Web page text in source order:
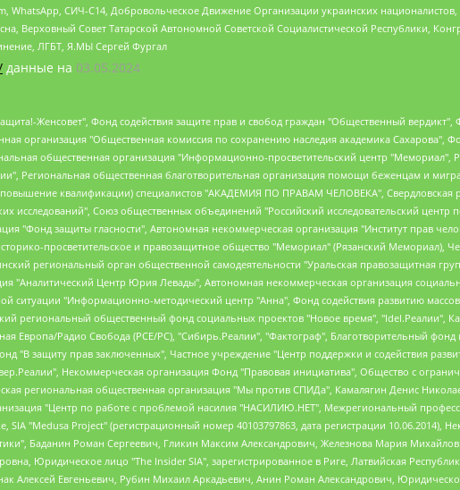
WhatsApp, СИЧ-С14, Добровольческое Движение Организации украинских
Верховный Совет Татарской Автономной Советской Социалистической Республики,
ЛГБТ, Я.МЫ Сергей Фургал
данные на 03.05.2024
союз", "Север.Реалии", Некоммерческая организация Фонд "Правовая инициатива", Общество с ограниченной ответственностью "Радио Свободная Европа/Радио Свобода", Чешское информационное агентство "MEDIUM-ORIENT", Красноярская региональная общественная организация "Мы против СПИДа", Камалягин Денис Николаевич, Маркелов Сергей Евгеньевич, Пономарев Лев Александрович, Савицкая Людмила Алексеевна, Автономная некоммерческая организация "Центр по работе с проблемой насилия "НАСИЛИЮ.НЕТ", Межрегиональный профессиональный союз работников здравоохранения "Альянс врачей", Юридическое лицо, зарегистрированное в Латвийской Республике, SIA "Medusa Project" (регистрационный номер 40103797863, дата регистрации 10.06.2014), Некоммерческая организация "Фонд по борьбе с коррупцией", Автономная некоммерческая организация "Институт права и публичной политики", Баданин Роман Сергеевич, Гликин Максим Александрович, Железнова Мария Михайловна, Лукьянова Юлия Сергеевна, Маетная Елизавета Витальевна, Маняхин Петр Борисович, Чуракова Ольга Владимировна, Ярош Юлия Петровна, Юридическое лицо "The Insider SIA", зарегистрированное в Риге, Латвийская Республика (дата регистрации 26.06.2015), являющееся администратором доменного имени интернет-издания "The Insider SIA", https://theins.ru, Постернак Алексей Евгеньевич, Рубин Михаил Аркадьевич, Анин Роман Александрович, Юридическое лицо Istories fonds, зарегистрированное в Латвийской Республике (регистрационный номер 50008295751, дата регистрации 24.02.2020), Великовский Дмитрий Александрович, Долинина Ирина Николаевна, Мароховская Алеся Алексеевна, Шлейнов Роман Юрьевич, Шмагун Олеся Валентиновна, Общество с ограниченной ответственностью "Альтаир 2021", Общество с ограниченной ответственностью "Вега 2021", Общество с ограниченной ответственностью "Главный редактор 2021", Общество с ограниченной ответственностью "Ромашки монолит", Важенков Артем Валерьевич, Ивановская областная общественная организация "Центр гендерных исследований", Гурман Юрий Альбертович, Медиапроект "ОВД-Инфо", Егоров Владимир Владимирович, Жилинский Владимир Александрович, Общество с ограниченной ответственностью "ЗП", Иванова София Юрьевна, Карезина Инна Павловна, Кильтау Екатерина Викторовна, Петров Алексей Викторович, Пискунов Сергей Евгеньевич, Смирнов Сергей Сергеевич, Тихонов Михаил Сергеевич, Общество с ограниченной ответственностью "ЖУРНАЛИСТ-ИНОСТРАННЫЙ АГЕНТ", Арапова Галина Юрьевна, Вольтская Татьяна Анатольевна, Американская компания "Mason G.E.S. Anonymous Foundation" (США), являющаяся владельцем интернет-издания https://mnews.world/, Компания "Stichting Bellingcat", зарегистрированная в Нидерландах (дата регистрации 11.07.2018), Захаров Андрей Вячеславович, Клепиковская Екатерина Дмитриевна, Общество с ограниченной ответственностью "МЕМО", Перл Роман Александрович, Симонов Евгений Алексеевич, Соловьева Елена Анатольевна, Сотников Даниил Владимирович, Сурначева Елизавета Дмитриевна, Автономная некоммерческая организация по защите прав человека и информированию населения "Якутия – Наше Мнение", Общество с ограниченной ответственностью "Москоу диджитал медиа", с 26.01.2023 Общество с ограниченной ответственностью "Чайка Белые сады", Ветошкина Валерия Валерьевна, Заговора Максим Александрович, Межрегиональное общественное движение "Российская ЛГБТ - сеть", Оленичев Максим Владимирович, Павлов Иван Юрьевич, Скворцова Елена Сергеевна, Общество с ограниченной ответственностью "Как бы инагент", Кочетков Игорь Викторович, Общество с ограниченной ответственностью "Честные выборы", Еланчик Олег Александрович, Общество с ограниченной ответственностью "Нобелевский призыв", Гималова Регина Эмилевна, Григорьев Андрей Валерьевич, Григорьева Алина Александровна, Ассоциация по содействию защите прав призывников, альтернативнослужащих и военнослужащих "Правозащитная группа "Гражданин.Армия.Право", Хисамова Регина Фаритовна, Автономная некоммерческая организация по реализации